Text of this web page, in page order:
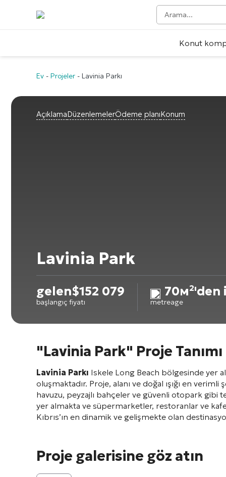
Konut
Ev - Projeler - Lavinia Parkı
AçıklamaDüzenlemelerÖdeme planıKonum
Lavinia Park
gelen$152 079
başlangıç fiyatı metreage
"Lavinia Park" Proje Tanımı
Lavinia Parkı Iskele Long Beach bölgesinde yer
oluşmaktadır. Proje, alanı ve doğal ışığı en
havuzu, peyzajlı bahçeler ve güvenli otopark gibi
yer almakta ve süpermarketler, restoranlar ve
Kıbrıs’ın en dinamik ve gelişmekte olan
Proje galerisine göz atın